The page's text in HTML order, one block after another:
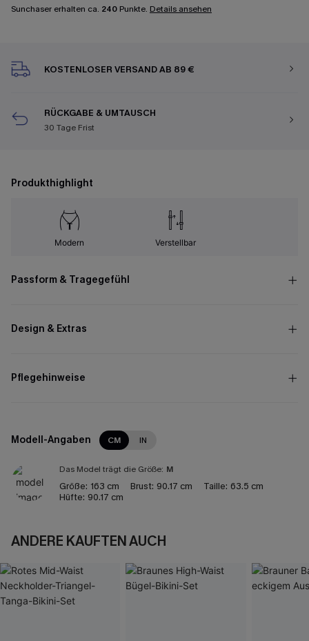
Sunchaser erhalten ca. 240 Punkte. Details ansehen
KOSTENLOSER VERSAND AB 89 €
RÜCKGABE & UMTAUSCH
30 Tage Frist
Produkthighlight
Modern Verstellbar
Passform & Tragegefühl
Design & Extras
Pflegehinweise
Modell-Angaben CM IN
Das Model trägt die Größe: M
Größe: 163 cm Brust: 90.17 cm Taille: 63.5 cm
Hüfte: 90.17 cm
ANDERE KAUFTEN AUCH